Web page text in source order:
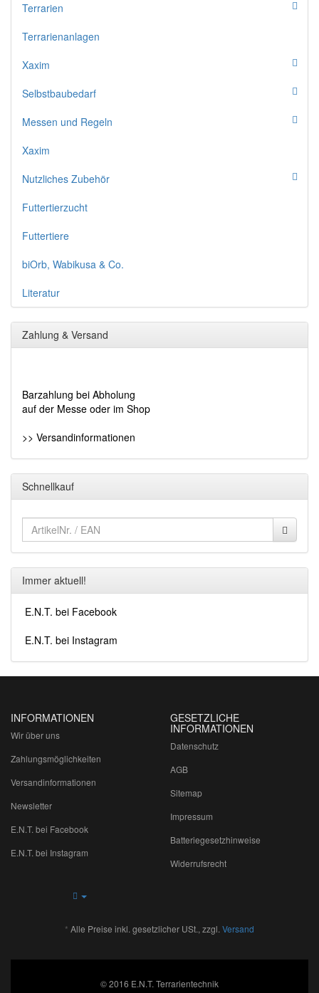
Terrarien
Terrarienanlagen
Xaxim
Selbstbaubedarf
Messen und Regeln
Xaxim
Nutzliches Zubehör
Futtertierzucht
Futtertiere
biOrb, Wabikusa & Co.
Literatur
Zahlung & Versand
Barzahlung bei Abholung
auf der Messe oder im Shop
>> Versandinformationen
Schnellkauf
Immer aktuell!
E.N.T. bei Facebook
E.N.T. bei Instagram
INFORMATIONEN
Wir über uns
Zahlungsmöglichkeiten
Versandinformationen
Newsletter
E.N.T. bei Facebook
E.N.T. bei Instagram
GESETZLICHE
INFORMATIONEN
Datenschutz
AGB
Sitemap
Impressum
Batteriegesetzhinweise
Widerrufsrecht
* Alle Preise inkl. gesetzlicher USt., zzgl. Versand
© 2016 E.N.T. Terrarientechnik